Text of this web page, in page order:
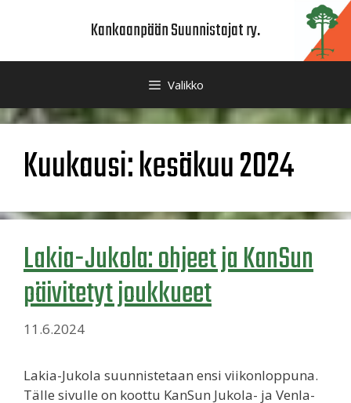
Kankaanpään Suunnistajat ry.
Valikko
Kuukausi:kesäkuu 2024
Lakia-Jukola: ohjeet ja KanSun
päivitetyt joukkueet
11.6.2024
Lakia-Jukola suunnistetaan ensi viikonloppuna.
Tälle sivulle on koottu KanSun Jukola- ja Venla-